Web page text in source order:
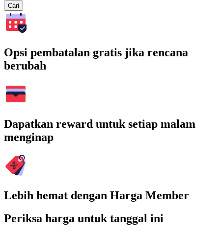
Cari
Opsi pembatalan gratis jika rencana
berubah
Dapatkan reward untuk setiap malam
menginap
Lebih hemat dengan Harga Member
Periksa harga untuk tanggal ini